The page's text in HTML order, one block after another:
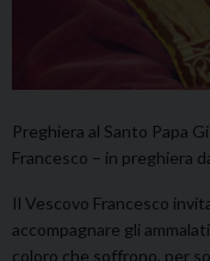
Preghiera al Santo Papa
Francesco – in preghiera
Il Vescovo Francesco
accompagnare gli
coloro che soffrono, per